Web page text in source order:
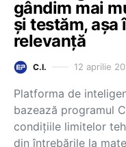
gândim mai
și testăm, așa
relevanță
C.I. 12 aprilie
Platforma de
bazează programul
condițiile limitelor
din întrebările la